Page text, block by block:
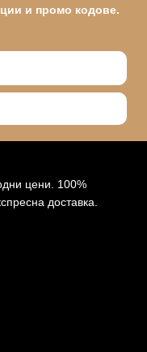
и промо кодове.
цени. 100%
доставка.